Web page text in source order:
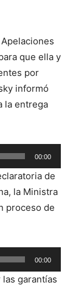
que ella y
por
informó
la entrega
00:00
de
la Ministra
proceso de
00:00
garantías